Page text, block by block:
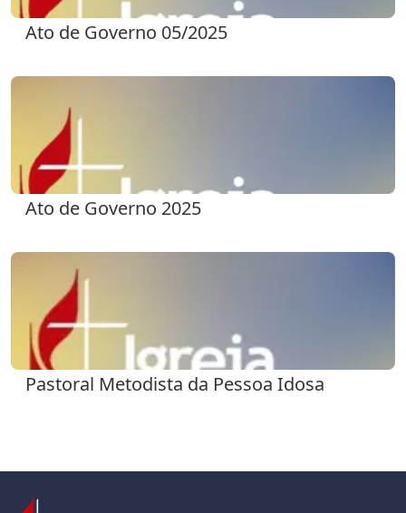
Ato de Governo 05/2025
Ato de Governo 2025
Pastoral Metodista da Pessoa Idosa